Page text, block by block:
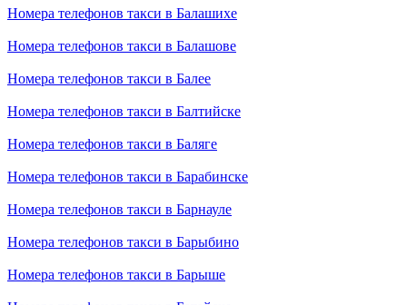
Номера телефонов такси в Балашихе
Номера телефонов такси в Балашове
Номера телефонов такси в Балее
Номера телефонов такси в Балтийске
Номера телефонов такси в Баляге
Номера телефонов такси в Барабинске
Номера телефонов такси в Барнауле
Номера телефонов такси в Барыбино
Номера телефонов такси в Барыше